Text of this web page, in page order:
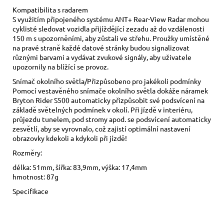
Kompatibilita s radarem
S využitím připojeného systému ANT+ Rear-View Radar mohou
cyklisté sledovat vozidla přijíždějící zezadu až do vzdálenosti
150 m s upozorněními, aby zůstali ve střehu. Proužky umístěné
na pravé straně každé datové stránky budou signalizovat
různými barvami a vydávat zvukové signály, aby uživatele
upozornily na blížící se provoz.
Snímač okolního světla/Přizpůsobeno pro jakékoli podmínky
Pomocí vestavěného snímače okolního světla dokáže náramek
Bryton Rider S500 automaticky přizpůsobit své podsvícení na
základě světelných podmínek v okolí. Při jízdě v interiéru,
průjezdu tunelem, pod stromy apod. se podsvícení automaticky
zesvětlí, aby se vyrovnalo, což zajistí optimální nastavení
obrazovky kdekoli a kdykoli při jízdě!
Rozměry:
délka: 51mm, šířka: 83,9mm, výška: 17,4mm
hmotnost: 87g
Specifikace